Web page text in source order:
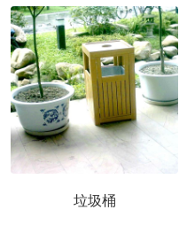
垃圾桶